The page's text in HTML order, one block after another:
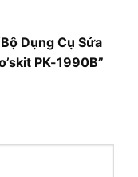
Dụng Cụ Sửa
PK-1990B”